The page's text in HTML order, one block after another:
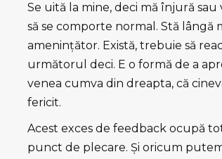
Se uită la mine, deci mă înjură
să se comporte normal. Stă lângă
ameninţător. Există, trebuie să
următorul deci. E o formă de a
venea cumva din dreapta, că
fericit.
Acest exces de feedback ocupă
punct de plecare. Şi oricum